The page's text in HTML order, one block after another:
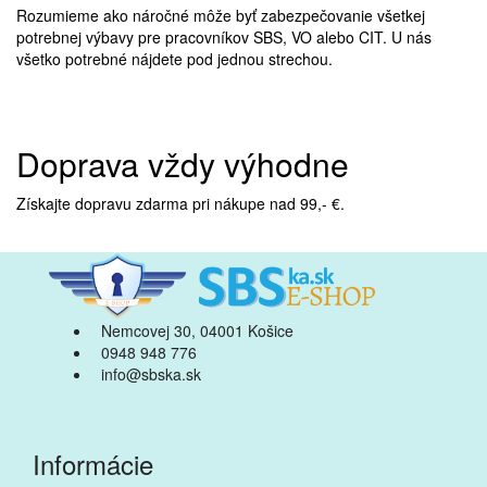
Rozumieme ako náročné môže byť zabezpečovanie všetkej
potrebnej výbavy pre pracovníkov SBS, VO alebo CIT. U nás
všetko potrebné nájdete pod jednou strechou.
Doprava vždy výhodne
Získajte dopravu zdarma pri nákupe nad 99,- €.
Nemcovej 30, 04001 Košice
0948 948 776
info@sbska.sk
Informácie